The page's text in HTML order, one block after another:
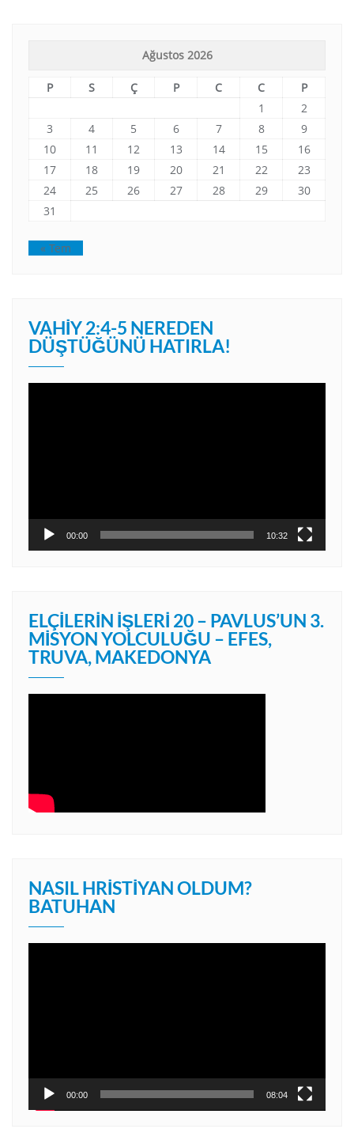
Ağustos 2026
P S Ç P C C
P
1
2
3
4 5 6 7 8
9
10
11 12 13 14 15
16
17
18 19 20 21 22
23
24
25 26 27 28 29
30
31
« Tem
VAHIY 2:4-5 NEREDEN
DÜŞTÜĞÜNÜ HATIRLA!
00:00 10:32
ELÇILERIN İŞLERI 20 – PAVLUS’UN 3.
MISYON YOLCULUĞU – EFES,
TRUVA, MAKEDONYA
NASIL HRISTIYAN OLDUM?
BATUHAN
00:00 08:04